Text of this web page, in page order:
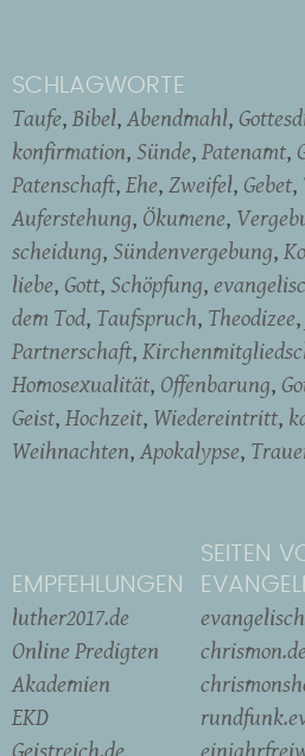
SCHLAGWORTE
Taufe Bibel Abendmahl
konfirmation Sünde Patenamt
Patenschaft Ehe Zweifel Gebet
Auferstehung Ökumene
scheidung Sündenvergebung
liebe Gott Schöpfung
dem Tod Taufspruch Theodizee
Partnerschaft
Homosexualität Offenbarung
Geist Hochzeit Wiedereintritt
Weihnachten Apokalypse
EMPFEHLUNGEN
luther2017.de
Online Predigten
Akademien
EKD
SEITEN